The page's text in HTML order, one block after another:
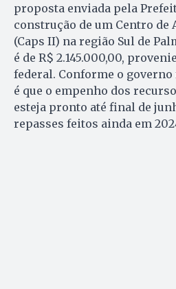
proposta enviada pela
construção de um Centro de
(Caps II) na região Sul de
é de R$ 2.145.000,00,
federal. Conforme o
é que o empenho dos
esteja pronto até final de
repasses feitos ainda em